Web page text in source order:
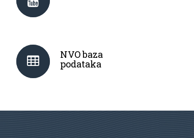
NVO baza
podataka